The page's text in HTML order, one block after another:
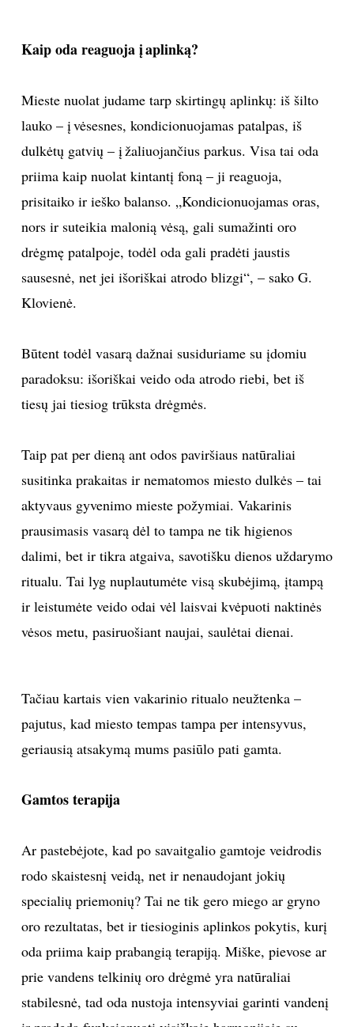
RECEPTAI
NELAIMĖS
KONTAKTAI
PRIVATUMO POLITIKA
Sekite mus:
NAUJIENLAIŠKĮ
Prenumeruodami portalą,
taisyklėmis
Kaip oda reaguoja į aplinką?
Mieste nuolat judame tarp skirtingų aplinkų: iš šilto
lauko – į vėsesnes, kondicionuojamas patalpas, iš
dulkėtų gatvių – į žaliuojančius parkus. Visa tai oda
priima kaip nuolat kintantį foną – ji reaguoja,
prisitaiko ir ieško balanso. „Kondicionuojamas oras,
nors ir suteikia malonią vėsą, gali sumažinti oro
drėgmę patalpoje, todėl oda gali pradėti jaustis
sausesnė, net jei išoriškai atrodo blizgi“, – sako G.
Klovienė.
Būtent todėl vasarą dažnai susiduriame su įdomiu
paradoksu: išoriškai veido oda atrodo riebi, bet iš
tiesų jai tiesiog trūksta drėgmės.
Taip pat per dieną ant odos paviršiaus natūraliai
susitinka prakaitas ir nematomos miesto dulkės – tai
aktyvaus gyvenimo mieste požymiai. Vakarinis
prausimasis vasarą dėl to tampa ne tik higienos
dalimi, bet ir tikra atgaiva, savotišku dienos uždarymo
ritualu. Tai lyg nuplautumėte visą skubėjimą, įtampą
ir leistumėte veido odai vėl laisvai kvėpuoti naktinės
vėsos metu, pasiruošiant naujai, saulėtai dienai.
Tačiau kartais vien vakarinio ritualo neužtenka –
pajutus, kad miesto tempas tampa per intensyvus,
geriausią atsakymą mums pasiūlo pati gamta.
Gamtos terapija
Ar pastebėjote, kad po savaitgalio gamtoje veidrodis
rodo skaistesnį veidą, net ir nenaudojant jokių
specialių priemonių? Tai ne tik gero miego ar gryno
oro rezultatas, bet ir tiesioginis aplinkos pokytis, kurį
oda priima kaip prabangią terapiją. Miške, pievose ar
prie vandens telkinių oro drėgmė yra natūraliai
stabilesnė, tad oda nustoja intensyviai garinti vandenį